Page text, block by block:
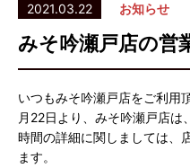
2021.03.22 お知らせ
みそ吟瀬戸店の営
いつもみそ吟瀬戸店をご利用
月22日より、みそ吟瀬戸店
時間の詳細に関しましては、
ます。